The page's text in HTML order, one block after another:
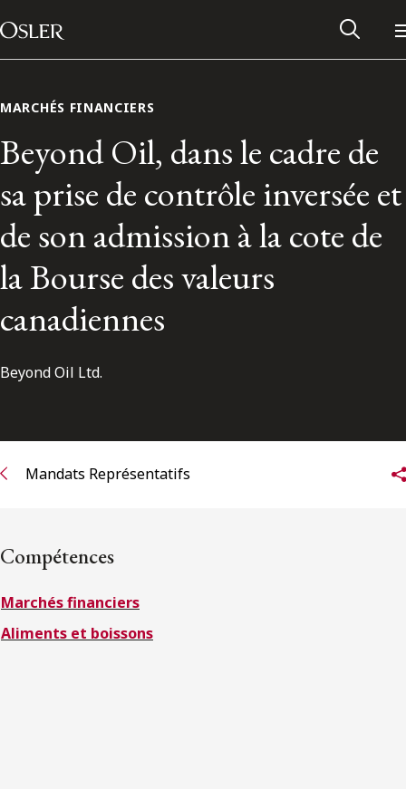
Passer au contenu
Main Navigation
Contactez-nous
S’abonner aux articles Osler
MARCHÉS FINANCIERS
Beyond Oil, dans le cadre de
sa prise de contrôle inversée et
de son admission à la cote de
la Bourse des valeurs
canadiennes
Beyond Oil Ltd.
Mandats Représentatifs
Compétences
Marchés financiers
Aliments et boissons